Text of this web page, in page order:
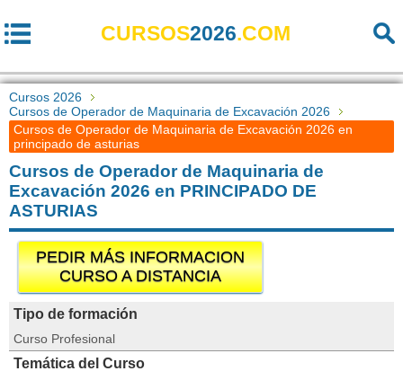
CURSOS2026.COM
Cursos 2026
Cursos de Operador de Maquinaria de Excavación 2026
Cursos de Operador de Maquinaria de Excavación 2026 en
principado de asturias
Cursos de Operador de Maquinaria de
Excavación 2026 en PRINCIPADO DE
ASTURIAS
PEDIR MÁS INFORMACION
CURSO A DISTANCIA
Tipo de formación
Curso Profesional
Temática del Curso